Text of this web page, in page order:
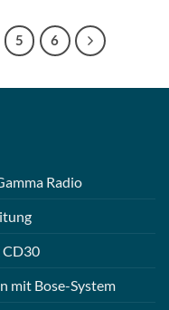
5 6
Radio
CD30
mit Bose-System